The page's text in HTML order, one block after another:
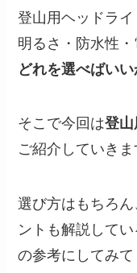
登山用ヘッドラ
明るさ・防水性・
どれを選べばい
そこで今回は登
ご紹介していきま
選び方はもちろ
ントも解説して
の参考にしてみて